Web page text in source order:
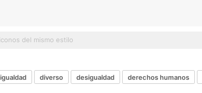
igualdad diverso desigualdad derechos humanos